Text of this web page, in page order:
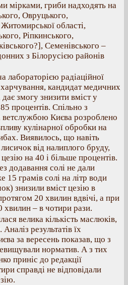
мірками, гриби надходять на
Овруцького,
області,
Ріпкинського,
Семенівського –
з Білорусією районів
радіаційної
харчування, кандидат медичних
змогу знизити вміст у
процентів. Спільно з
Києва розроблено
кулінарної обробки на
Виявилось, що навіть
від налиплого бруду,
на 40 і більше процентів.
додавання солі не дали
15 грамів солі на літр води
знизили вміст цезію в
20 хвилин вдвічі, а при
хвилин – в чотири рази.
велика кількість маслюків,
результатів їх
за вересень показав, що з
норматив. А з тих
приніс до редакції
справді не відповідали